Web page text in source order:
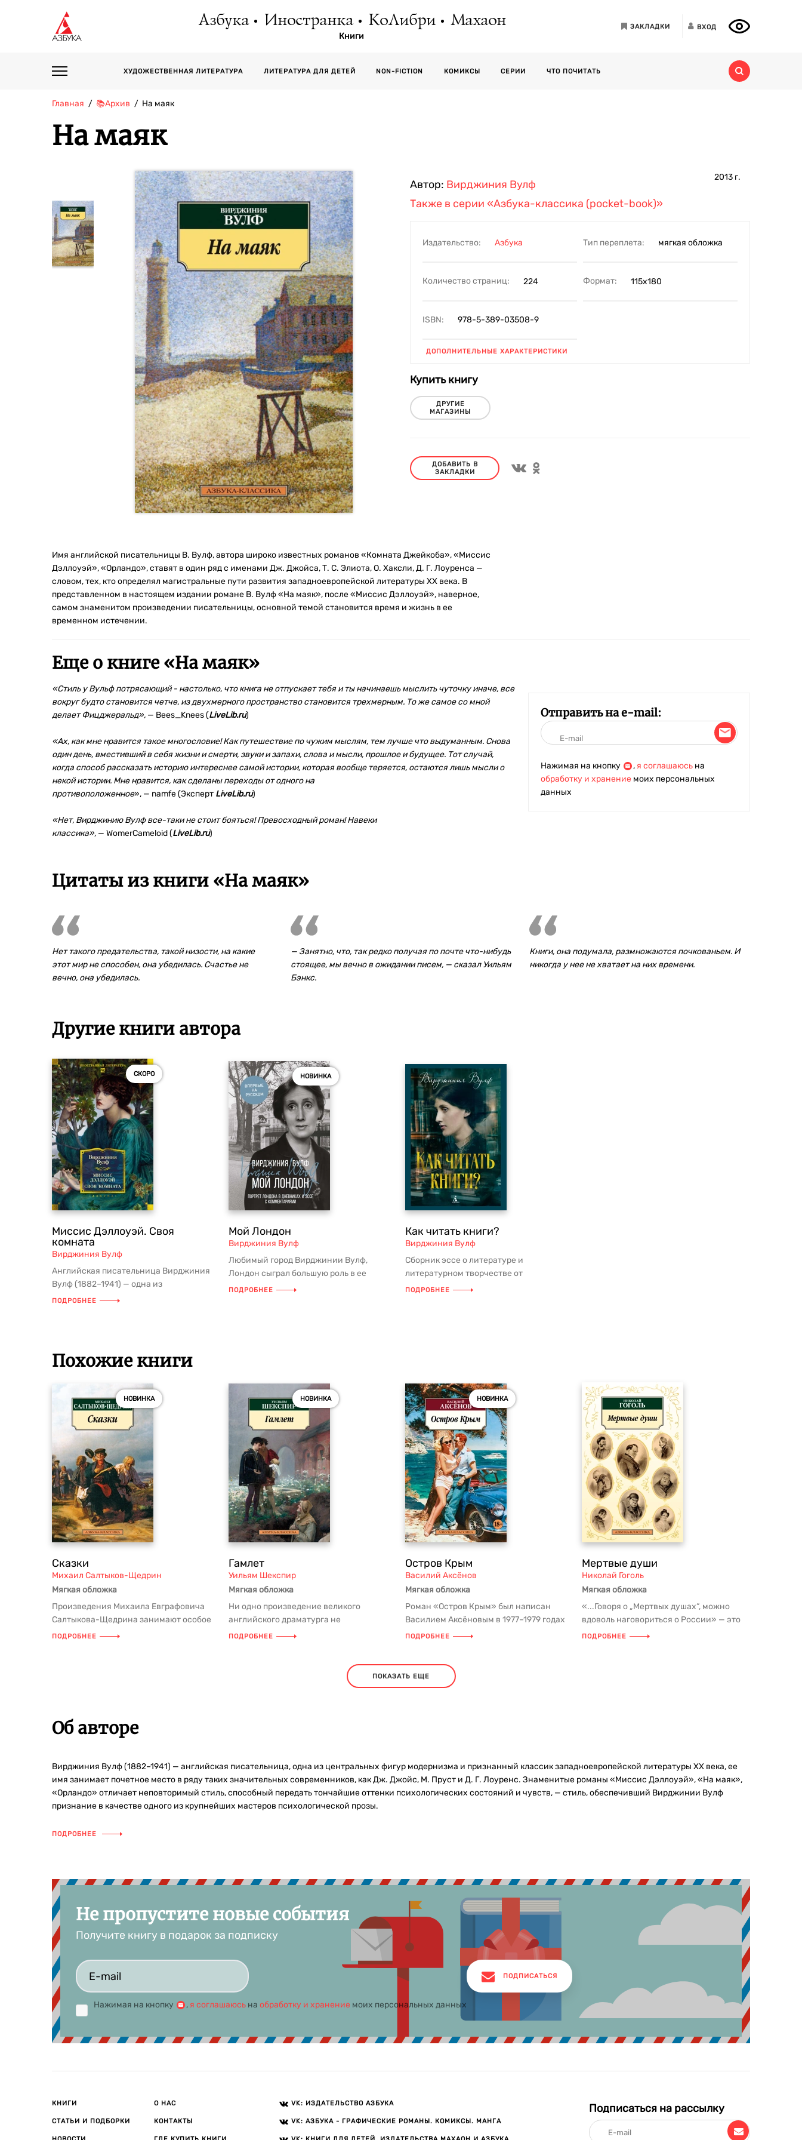
Азбука Иностранка КоЛибри Махаон
Книги
ЗАКЛАДКИ ВХОД
ХУДОЖЕСТВЕННАЯ ЛИТЕРАТУРА ЛИТЕРАТУРА ДЛЯ ДЕТЕЙ NON-FICTION КОМИКСЫ СЕРИИ ЧТО ПОЧИТАТЬ
Главная 📚Архив На маяк
На маяк
Автор: Вирджиния Вулф
2013 г.
Также в серии «Азбука-классика (pocket-book)»
Издательство: Азбука Тип переплета: мягкая обложка
Количество страниц: 224 Формат: 115х180
ISBN: 978-5-389-03508-9
ДОПОЛНИТЕЛЬНЫЕ ХАРАКТЕРИСТИКИ
Купить книгу
ДРУГИЕ
МАГАЗИНЫ
ДОБАВИТЬ В
ЗАКЛАДКИ
Имя английской писательницы В. Вулф, автора широко известных романов «Комната Джейкоба», «Миссис
Дэллоуэй», «Орландо», ставят в один ряд с именами Дж. Джойса, Т. С. Элиота, О. Хаксли, Д. Г. Лоуренса —
словом, тех, кто определял магистральные пути развития западноевропейской литературы XX века. В
представленном в настоящем издании романе В. Вулф «На маяк», после «Миссис Дэллоуэй», наверное,
самом знаменитом произведении писательницы, основной темой становится время и жизнь в ее
временном истечении.
Еще о книге «На маяк»
«Стиль у Вульф потрясающий - настолько, что книга не отпускает тебя и ты начинаешь мыслить чуточку иначе, все
вокруг будто становится четче, из двухмерного пространство становится трехмерным. То же самое со мной
делает Фицджеральд», — Bees_Knees (LiveLib.ru)
«Ах, как мне нравится такое многословие! Как путешествие по чужим мыслям, тем лучше что выдуманным. Снова
один день, вместивший в себя жизни и смерти, звуки и запахи, слова и мысли, прошлое и будущее. Тот случай,
когда способ рассказать историю интереснее самой истории, которая вообще теряется, остаются лишь мысли о
некой истории. Мне нравится, как сделаны переходы от одного на
противоположенное», — namfe (Эксперт LiveLib.ru)
«Нет, Вирджинию Вулф все-таки не стоит бояться! Превосходный роман! Навеки
классика», — WomerCameloid (LiveLib.ru)
Отправить на e-mail:
Нажимая на кнопку , я соглашаюсь на
обработку и хранение моих персональных
данных
Цитаты из книги «На маяк»
Нет такого предательства, такой низости, на какие
этот мир не способен, она убедилась. Счастье не
вечно, она убедилась.
— Занятно, что, так редко получая по почте что-нибудь
стоящее, мы вечно в ожидании писем, — сказал Уильям
Бэнкс.
Книги, она подумала, размножаются почкованьем. И
никогда у нее не хватает на них времени.
Другие книги автора
СКОРО
Миссис Дэллоуэй. Своя
комната
Вирджиния Вулф
Английская писательница Вирджиния
Вулф (1882–1941) — одна из
центральных фигур модернизма и
ПОДРОБНЕЕ
НОВИНКА
Мой Лондон
Вирджиния Вулф
Любимый город Вирджинии Вулф,
Лондон сыграл большую роль в ее
собственной жизни и творчестве. «Мой
ПОДРОБНЕЕ
Как читать книги?
Вирджиния Вулф
Сборник эссе о литературе и
литературном творчестве от
признанного классика XX века,
ПОДРОБНЕЕ
Похожие книги
НОВИНКА
Сказки
Михаил Салтыков-Щедрин
Мягкая обложка
Произведения Михаила Евграфовича
Салтыкова-Щедрина занимают особое
место в русской литературе («Губе...
ПОДРОБНЕЕ
НОВИНКА
Гамлет
Уильям Шекспир
Мягкая обложка
Ни одно произведение великого
английского драматурга не
пользовалось такой популярностью и не
ПОДРОБНЕЕ
НОВИНКА
Остров Крым
Василий Аксёнов
Мягкая обложка
Роман «Остров Крым» был написан
Василием Аксёновым в 1977–1979 годах
и впервые опубликован уже в США...
ПОДРОБНЕЕ
Мертвые души
Николай Гоголь
Мягкая обложка
«...Говоря о „Мертвых душах“, можно
вдоволь наговориться о России» — это
суждение поэта и критика П....
ПОДРОБНЕЕ
ПОКАЗАТЬ ЕЩЕ
Об авторе
Вирджиния Вулф (1882–1941) — английская писательница, одна из центральных фигур модернизма и признанный классик западноевропейской литературы ХХ века, ее
имя занимает почетное место в ряду таких значительных современников, как Дж. Джойс, М. Пруст и Д. Г. Лоуренс. Знаменитые романы «Миссис Дэллоуэй», «На маяк»,
«Орландо» отличает неповторимый стиль, способный передать тончайшие оттенки психологических состояний и чувств, — стиль, обеспечивший Вирджинии Вулф
признание в качестве одного из крупнейших мастеров психологической прозы.
ПОДРОБНЕЕ
Не пропустите новые события
Получите книгу в подарок за подписку
Нажимая на кнопку , я соглашаюсь на обработку и хранение моих персональных данных
ПОДПИСАТЬСЯ
КНИГИ
СТАТЬИ И ПОДБОРКИ
О НАС
КОНТАКТЫ
VK: ИЗДАТЕЛЬСТВО АЗБУКА
VK: АЗБУКА - ГРАФИЧЕСКИЕ РОМАНЫ. КОМИКСЫ. МАНГА
Подписаться на рассылку